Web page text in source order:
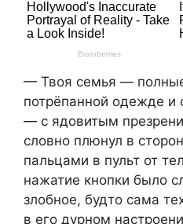
— Твоя семья —
потрёпанной одежде и
— с ядовитым
словно плюнул в
пальцами в пульт от
нажатие кнопки было
злобное, будто сама
в его дурном